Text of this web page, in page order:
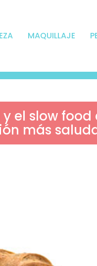
MAQUILLAJE
el slow food
más